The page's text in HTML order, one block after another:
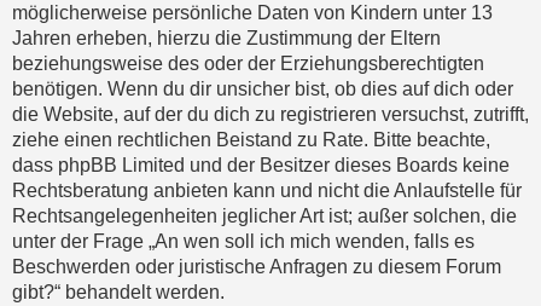
möglicherweise persönliche Daten von Kindern unter 13
Jahren erheben, hierzu die Zustimmung der Eltern
beziehungsweise des oder der Erziehungsberechtigten
benötigen. Wenn du dir unsicher bist, ob dies auf dich oder
die Website, auf der du dich zu registrieren versuchst, zutrifft,
ziehe einen rechtlichen Beistand zu Rate. Bitte beachte,
dass phpBB Limited und der Besitzer dieses Boards keine
Rechtsberatung anbieten kann und nicht die Anlaufstelle für
Rechtsangelegenheiten jeglicher Art ist; außer solchen, die
unter der Frage „An wen soll ich mich wenden, falls es
Beschwerden oder juristische Anfragen zu diesem Forum
gibt?“ behandelt werden.